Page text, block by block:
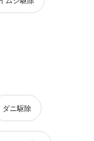
ダニ駆除